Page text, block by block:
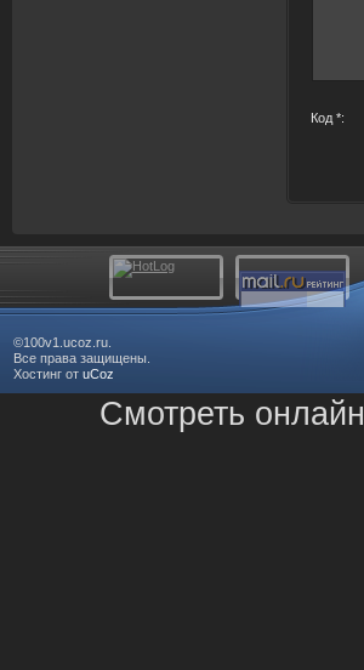
Код *:
©100v1.ucoz.ru.
Все права защищены.
Хостинг от uCoz
Смотреть онлайн